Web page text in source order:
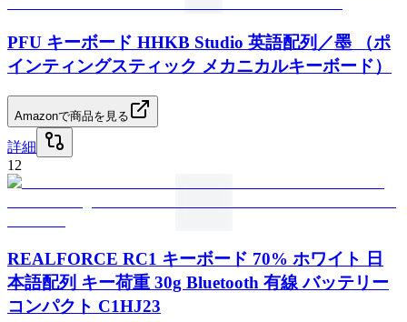
PFU キーボード HHKB Studio 英語配列／墨 （ポ
インティングスティック メカニカルキーボード）
Amazonで商品を見る
詳細
12
REALFORCE RC1 キーボード 70% ホワイト 日
本語配列 キー荷重 30g Bluetooth 有線 バッテリー
コンパクト C1HJ23